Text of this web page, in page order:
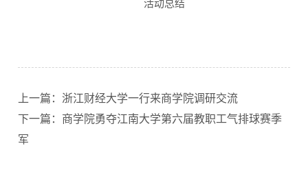
活动总结
上一篇：浙江财经大学一行来商学院调研交流
下一篇：商学院勇夺江南大学第六届教职工气排球赛季
军